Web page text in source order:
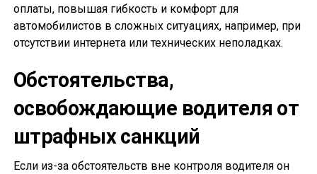
оплаты, повышая гибкость и комфорт для
автомобилистов в сложных ситуациях, например, при
отсутствии интернета или технических неполадках.
Обстоятельства,
освобождающие водителя от
штрафных санкций
Если из-за обстоятельств вне контроля водителя он